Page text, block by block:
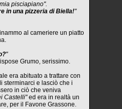
pisciapiano".
in una pizzeria di Biella!"
al cameriere un piatto
"
Grumo, serissimo.
era abituato a trattare con
sterminarci e lasciò che i
in ciò che veniva
Castelli"ed era in realtà un
per il Favone Grassone.